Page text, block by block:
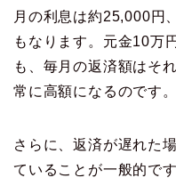
月の利息は約25,000円
もなります。元金10万
も、毎月の返済額はそ
常に高額になるのです。
さらに、返済が遅れた
ていることが一般的で